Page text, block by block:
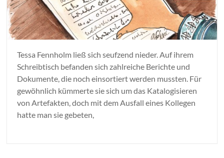
Tessa Fennholm ließ sich seufzend nieder. Auf ihrem
Schreibtisch befanden sich zahlreiche Berichte und
Dokumente, die noch einsortiert werden mussten. Für
gewöhnlich kümmerte sie sich um das Katalogisieren
von Artefakten, doch mit dem Ausfall eines Kollegen
hatte man sie gebeten,